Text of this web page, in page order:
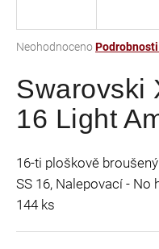
Průměrné
produktu
je
0,0
hvězdiček.
Neohodnoceno
Swarovski
16 Light
16-ti ploškově
SS 16, Nalepovací - No
144 ks
j
t
?
HLEDAT